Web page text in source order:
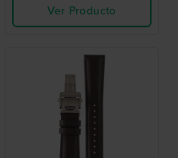
Ver Producto